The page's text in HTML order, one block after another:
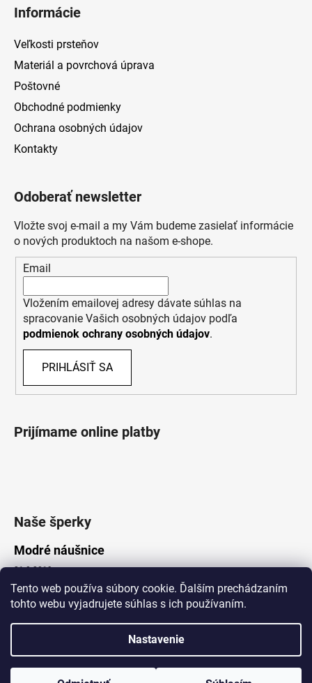
Tento web používa súbory cookie. Ďalším prechádzaním
tohto webu vyjadrujete súhlas s ich používaním.
Nastavenie
www.Lotka.sk - najkrajšie šperky za dobré ceny. Pri nákupe nad 50€
Informácie
Veľkosti prsteňov
Materiál a povrchová úprava
Poštovné
Obchodné podmienky
Ochrana osobných údajov
Kontakty
Odoberať newsletter
Vložte svoj e-mail a my Vám budeme zasielať informácie
o nových produktoch na našom e-shope.
Email
Vložením emailovej adresy dávate súhlas na
spracovanie Vašich osobných údajov podľa
podmienok ochrany osobných údajov.
PRIHLÁSIŤ SA
Prijímame online platby
Naše šperky
Modré náušnice
21.8.2019
Vytvoril Shoptet
Lotka.sk. Všetky práva vyhradené.
Upraviť nastavenie cookies